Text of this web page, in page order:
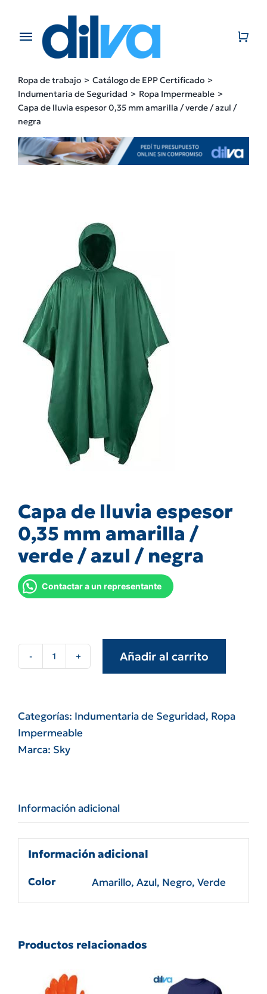
contentToggle
EMPRESA
PRODUCTOS
Ropa de trabajo
Catálogo de EPP Certificado
Indumentaria de Seguridad
Ropa Impermeable
Capa de lluvia espesor 0,35 mm amarilla / verde / azul /
negra
Capa de lluvia espesor
0,35 mm amarilla /
verde / azul / negra
Contactar a un representante
espesor
0,35
mm
/
cantidad
Añadir al carrito
Categorías: Indumentaria de Seguridad, Ropa
Impermeable
Marca: Sky
Información adicional
Información adicional
Color Amarillo, Azul, Negro, Verde
Productos relacionados